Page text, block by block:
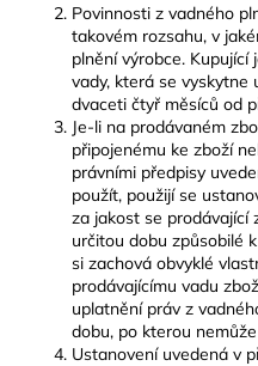
Povinnosti z vadného
takovém rozsahu, v
plnění výrobce.
vady, která se vyskytne
dvaceti čtyř měsíců od
Je-li na prodávaném
připojenému ke zboží
právními předpisy
použít, použijí se
za jakost se prodávající
určitou dobu způsobilé
si zachová obvyklé
prodávajícímu vadu
uplatnění práv z
dobu, po kterou
Ustanovení uvedená v